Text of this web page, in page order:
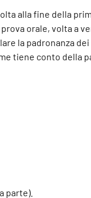
alla fine della
orale, volta a
la padronanza
tiene conto della
parte).